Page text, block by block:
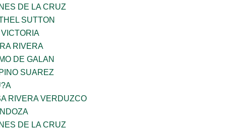
DE LA CRUZ
SUTTON
RIVERA
DE GALAN
SUAREZ
RIVERA VERDUZCO
DE LA CRUZ